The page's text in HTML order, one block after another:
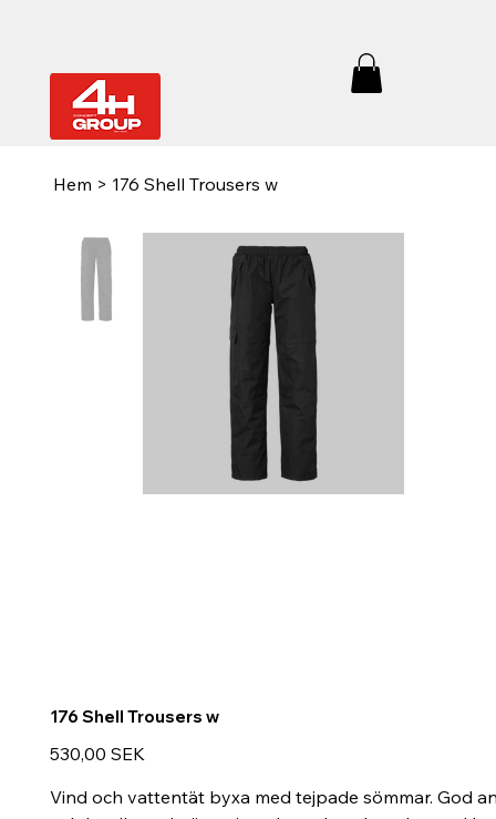
Hem > 176 Shell Trousers w
176 Shell Trousers w
Hinta
530,00 SEK
Vind och vattentät byxa med tejpade sömmar. God